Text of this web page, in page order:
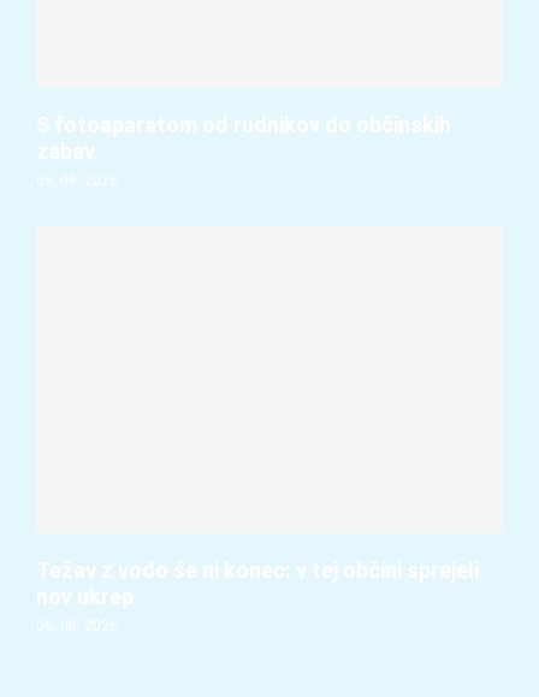
S fotoaparatom od rudnikov do občinskih
zabav
06. 08. 2026
Težav z vodo še ni konec: v tej občini sprejeli
nov ukrep
06. 08. 2026